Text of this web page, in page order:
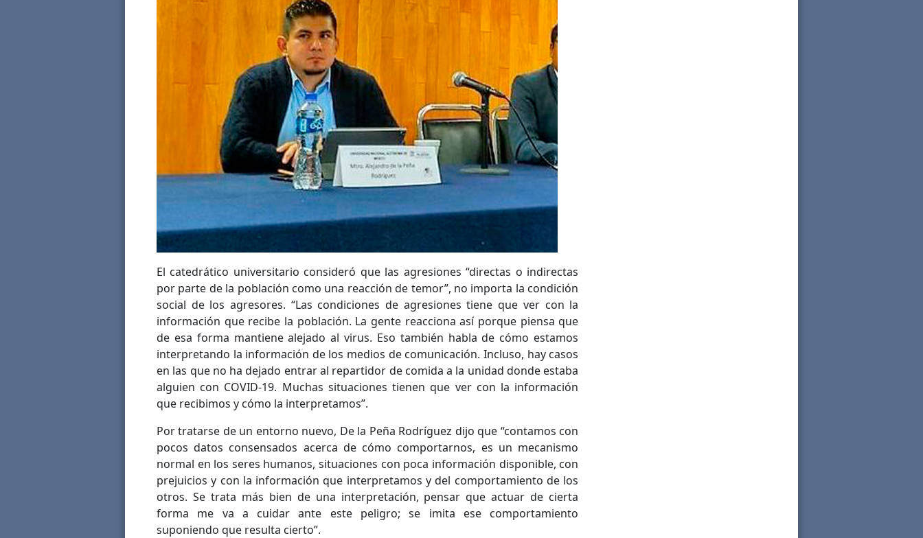
El catedrático universitario consideró que las agresiones “directas o indirectas
por parte de la población como una reacción de temor”, no importa la condición
social de los agresores. “Las condiciones de agresiones tiene que ver con la
información que recibe la población. La gente reacciona así porque piensa que
de esa forma mantiene alejado al virus. Eso también habla de cómo estamos
interpretando la información de los medios de comunicación. Incluso, hay casos
en las que no ha dejado entrar al repartidor de comida a la unidad donde estaba
alguien con COVID-19. Muchas situaciones tienen que ver con la información
que recibimos y cómo la interpretamos”.
Por tratarse de un entorno nuevo, De la Peña Rodríguez dijo que “contamos con
pocos datos consensados acerca de cómo comportarnos, es un mecanismo
normal en los seres humanos, situaciones con poca información disponible, con
prejuicios y con la información que interpretamos y del comportamiento de los
otros. Se trata más bien de una interpretación, pensar que actuar de cierta
forma me va a cuidar ante este peligro; se imita ese comportamiento
suponiendo que resulta cierto”.